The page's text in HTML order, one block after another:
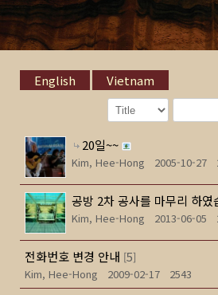
English Vietnam
20일~~
Kim, Hee-Hong 2005-10-27
공방 2차 공사를 마무리 하였
Kim, Hee-Hong
2013-06-05
전화번호 변경 안내 [5]
Kim, Hee-Hong
2009-02-17 2543